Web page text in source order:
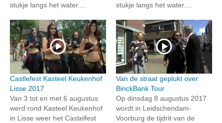
stukje langs het water....
stukje langs het water....
Castlefest Kasteel Keukenhof
Lisse 2017
Van 3 tot en met 6 augustus
werd rond Kasteel Keukenhof
in Lisse weer het Castelfest
Van de straat geplukt over
BinckBank Tour
Op dinsdag 8 augustus 2017
wordt in Leidschendam-
Voorburg de tijdrit van de